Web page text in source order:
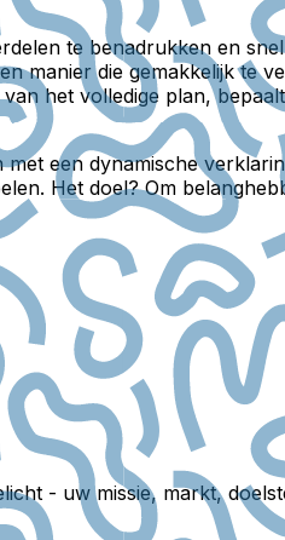
te benadrukken en
manier die gemakkelijk te
het volledige plan,
een dynamische
Het doel? Om
- uw missie, markt,